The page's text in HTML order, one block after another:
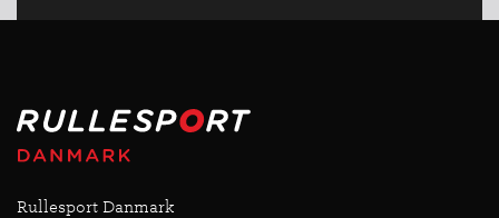
Rullesport Danmark